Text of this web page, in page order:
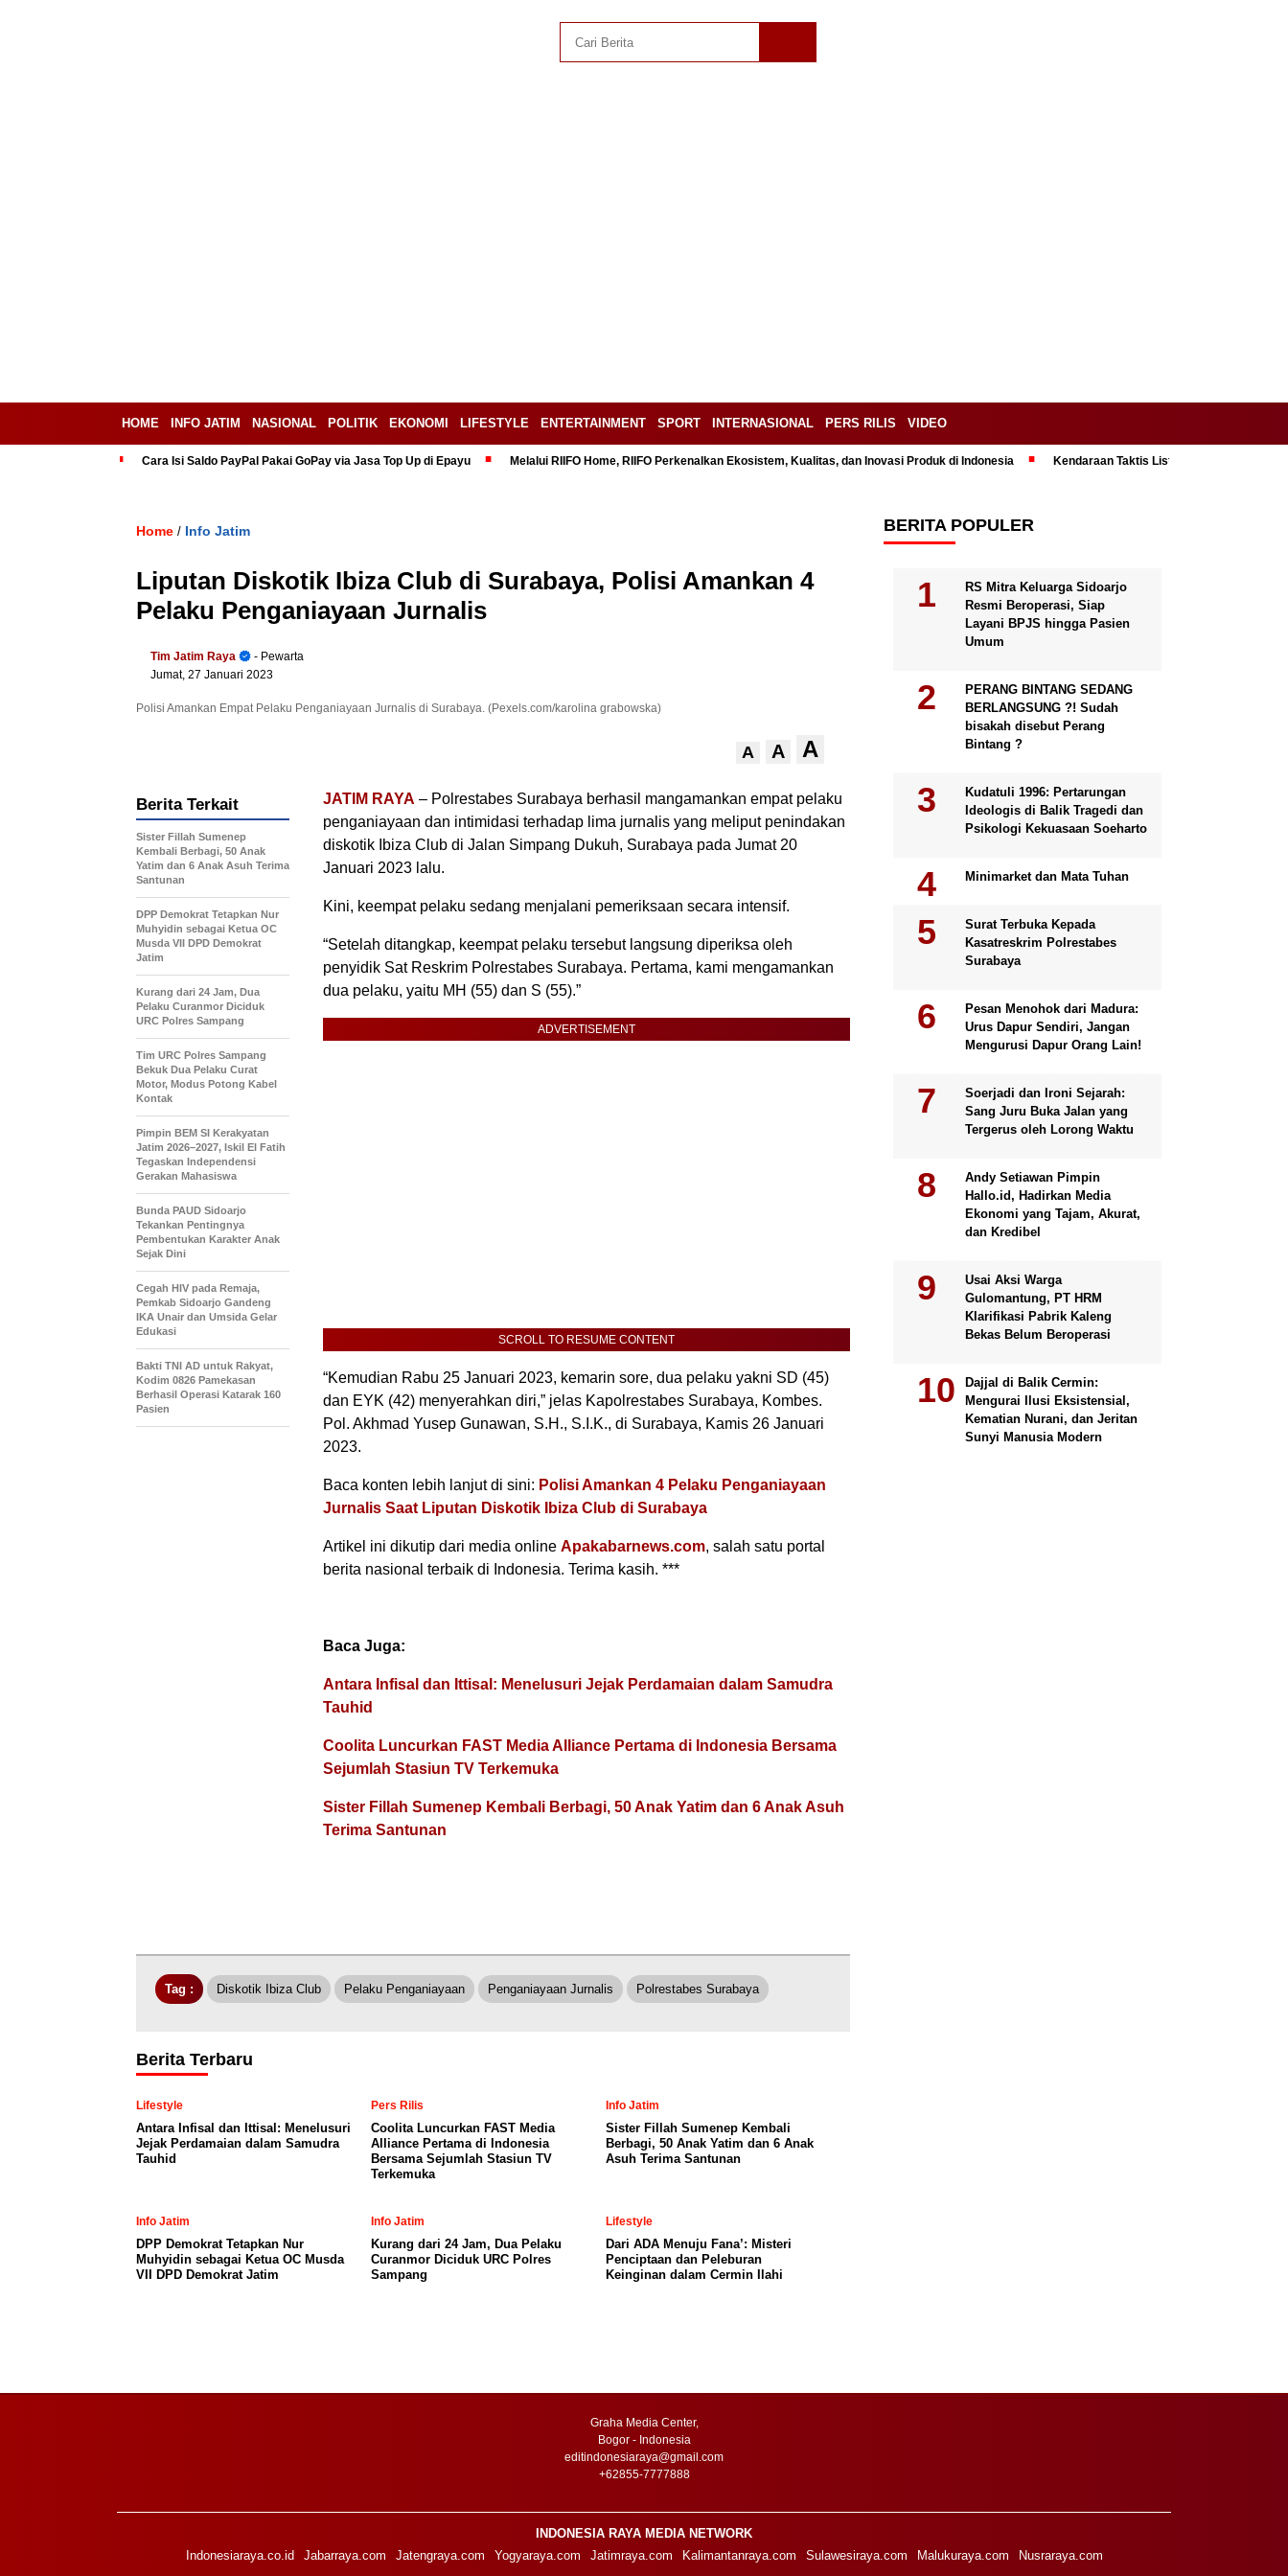
HOME INFO JATIM NASIONAL POLITIK EKONOMI LIFESTYLE ENTERTAINMENT SPORT INTERNASIONAL PERS RILIS VIDEO
Cara Isi Saldo PayPal Pakai GoPay via Jasa Top Up di Epayu Melalui RIIFO Home, RIIFO Perkenalkan Ekosistem, Kualitas, dan Inovasi Produk di Indonesia Kendaraan Taktis Listrik Maung MV3
Home / Info Jatim
Liputan Diskotik Ibiza Club di Surabaya, Polisi Amankan 4
Pelaku Penganiayaan Jurnalis
Tim Jatim Raya
- Pewarta
Jumat, 27 Januari 2023
Polisi Amankan Empat Pelaku Penganiayaan Jurnalis di Surabaya. (Pexels.com/karolina grabowska)
A A A
JATIM RAYA – Polrestabes Surabaya berhasil mangamankan empat pelaku
penganiayaan dan intimidasi terhadap lima jurnalis yang meliput penindakan
diskotik Ibiza Club di Jalan Simpang Dukuh, Surabaya pada Jumat 20
Januari 2023 lalu.
Kini, keempat pelaku sedang menjalani pemeriksaan secara intensif.
“Setelah ditangkap, keempat pelaku tersebut langsung diperiksa oleh
penyidik Sat Reskrim Polrestabes Surabaya. Pertama, kami mengamankan
dua pelaku, yaitu MH (55) dan S (55).”
ADVERTISEMENT
SCROLL TO RESUME CONTENT
“Kemudian Rabu 25 Januari 2023, kemarin sore, dua pelaku yakni SD (45)
dan EYK (42) menyerahkan diri,” jelas Kapolrestabes Surabaya, Kombes.
Pol. Akhmad Yusep Gunawan, S.H., S.I.K., di Surabaya, Kamis 26 Januari
2023.
Baca konten lebih lanjut di sini: Polisi Amankan 4 Pelaku Penganiayaan
Jurnalis Saat Liputan Diskotik Ibiza Club di Surabaya
Artikel ini dikutip dari media online Apakabarnews.com, salah satu portal
berita nasional terbaik di Indonesia. Terima kasih. ***
Baca Juga:
Antara Infisal dan Ittisal: Menelusuri Jejak Perdamaian dalam Samudra
Tauhid
Coolita Luncurkan FAST Media Alliance Pertama di Indonesia Bersama
Sejumlah Stasiun TV Terkemuka
Sister Fillah Sumenep Kembali Berbagi, 50 Anak Yatim dan 6 Anak Asuh
Terima Santunan
Berita Terkait
Sister Fillah Sumenep
Kembali Berbagi, 50 Anak
Yatim dan 6 Anak Asuh Terima
Santunan
DPP Demokrat Tetapkan Nur
Muhyidin sebagai Ketua OC
Musda VII DPD Demokrat
Jatim
Kurang dari 24 Jam, Dua
Pelaku Curanmor Diciduk
URC Polres Sampang
Tim URC Polres Sampang
Bekuk Dua Pelaku Curat
Motor, Modus Potong Kabel
Kontak
Pimpin BEM SI Kerakyatan
Jatim 2026–2027, Iskil El Fatih
Tegaskan Independensi
Gerakan Mahasiswa
Bunda PAUD Sidoarjo
Tekankan Pentingnya
Pembentukan Karakter Anak
Sejak Dini
Cegah HIV pada Remaja,
Pemkab Sidoarjo Gandeng
IKA Unair dan Umsida Gelar
Edukasi
Bakti TNI AD untuk Rakyat,
Kodim 0826 Pamekasan
Berhasil Operasi Katarak 160
Pasien
Tag : Diskotik Ibiza Club Pelaku Penganiayaan Penganiayaan Jurnalis Polrestabes Surabaya
Berita Terbaru
Lifestyle
Antara Infisal dan Ittisal: Menelusuri
Jejak Perdamaian dalam Samudra
Tauhid
Pers Rilis
Coolita Luncurkan FAST Media
Alliance Pertama di Indonesia
Bersama Sejumlah Stasiun TV
Terkemuka
Info Jatim
Sister Fillah Sumenep Kembali
Berbagi, 50 Anak Yatim dan 6 Anak
Asuh Terima Santunan
Info Jatim
DPP Demokrat Tetapkan Nur
Muhyidin sebagai Ketua OC Musda
VII DPD Demokrat Jatim
Info Jatim
Kurang dari 24 Jam, Dua Pelaku
Curanmor Diciduk URC Polres
Sampang
Lifestyle
Dari ADA Menuju Fana’: Misteri
Penciptaan dan Peleburan
Keinginan dalam Cermin Ilahi
BERITA POPULER
RS Mitra Keluarga Sidoarjo
Resmi Beroperasi, Siap
Layani BPJS hingga Pasien
Umum
PERANG BINTANG SEDANG
BERLANGSUNG ?! Sudah
bisakah disebut Perang
Bintang ?
Kudatuli 1996: Pertarungan
Ideologis di Balik Tragedi dan
Psikologi Kekuasaan Soeharto
Minimarket dan Mata Tuhan
Surat Terbuka Kepada
Kasatreskrim Polrestabes
Surabaya
Pesan Menohok dari Madura:
Urus Dapur Sendiri, Jangan
Mengurusi Dapur Orang Lain!
Soerjadi dan Ironi Sejarah:
Sang Juru Buka Jalan yang
Tergerus oleh Lorong Waktu
Andy Setiawan Pimpin
Hallo.id, Hadirkan Media
Ekonomi yang Tajam, Akurat,
dan Kredibel
Usai Aksi Warga
Gulomantung, PT HRM
Klarifikasi Pabrik Kaleng
Bekas Belum Beroperasi
Dajjal di Balik Cermin:
Mengurai Ilusi Eksistensial,
Kematian Nurani, dan Jeritan
Sunyi Manusia Modern
Graha Media Center,
Bogor - Indonesia
editindonesiaraya@gmail.com
+62855-7777888
INDONESIA RAYA MEDIA NETWORK
Indonesiaraya.co.id
Jabarraya.com Jatengraya.com Yogyaraya.com Jatimraya.com Kalimantanraya.com Sulawesiraya.com Malukuraya.com Nusraraya.com